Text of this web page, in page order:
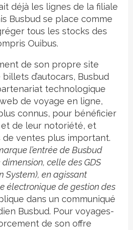
déjà les lignes de la filiale
Busbud se place comme
tous les stocks des
Ouibus.
de son propre site
d’autocars, Busbud
technologique
de voyage en ligne,
connus, pour bénéficier
de leur notoriété, et
ventes plus important.
l’entrée de Busbud
celle des GDS
System), en agissant
électronique de gestion des
dans un communiqué
Busbud. Pour voyages-
de son offre